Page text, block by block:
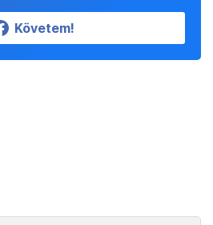
Követem!